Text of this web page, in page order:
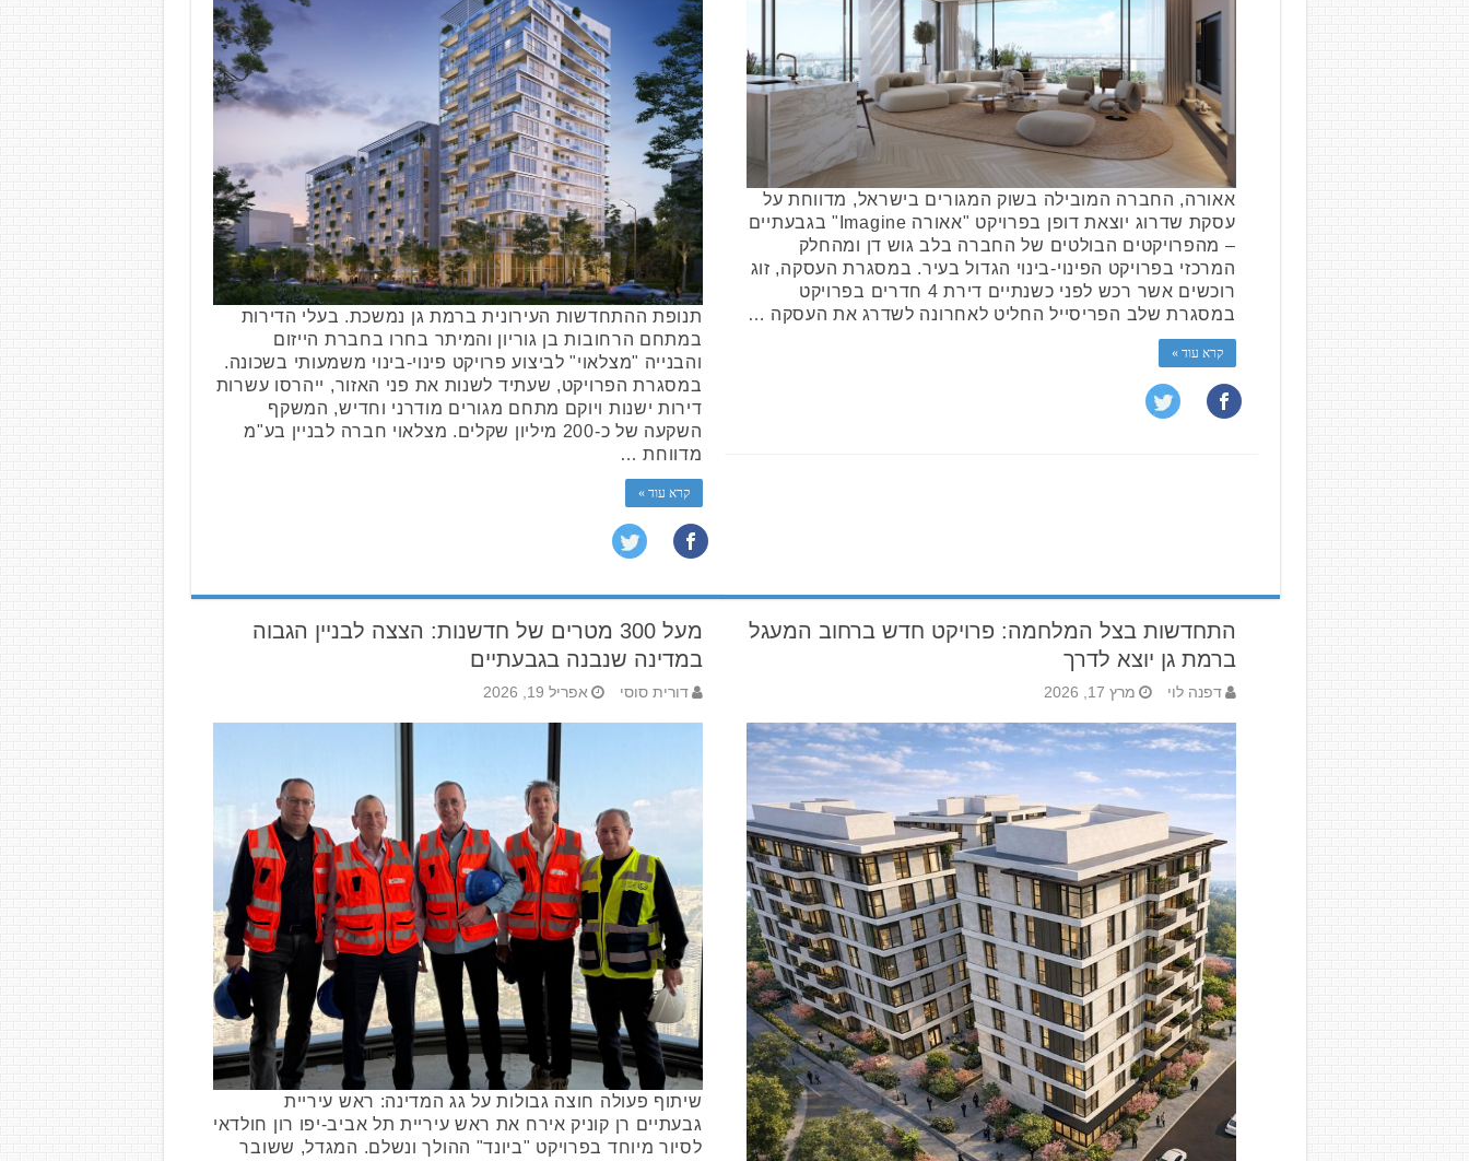
תנופת ההתחדשות העירונית ברמת גן נמשכת. בעלי הדירות
במתחם הרחובות בן גוריון והמיתר בחרו בחברת הייזום
והבנייה "מצלאוי" לביצוע פרויקט פינוי-בינוי משמעותי בשכונה.
במסגרת הפרויקט, שעתיד לשנות את פני האזור, ייהרסו עשרות
דירות ישנות ויוקם מתחם מגורים מודרני וחדיש, המשקף
השקעה של כ-200 מיליון שקלים. מצלאוי חברה לבניין בע"מ
מדווחת …
קרא עוד »
אאורה, החברה המובילה בשוק המגורים בישראל, מדווחת על
עסקת שדרוג יוצאת דופן בפרויקט "אאורה Imagine" בגבעתיים
– מהפרויקטים הבולטים של החברה בלב גוש דן ומהחלק
המרכזי בפרויקט הפינוי-בינוי הגדול בעיר. במסגרת העסקה, זוג
רוכשים אשר רכש לפני כשנתיים דירת 4 חדרים בפרויקט
במסגרת שלב הפריסייל החליט לאחרונה לשדרג את העסקה …
קרא עוד »
מעל 300 מטרים של חדשנות: הצצה לבניין הגבוה
במדינה שנבנה בגבעתיים
דורית סוסי אפריל 19, 2026
שיתוף פעולה חוצה גבולות על גג המדינה: ראש עיריית
גבעתיים רן קוניק אירח את ראש עיריית תל אביב-יפו רון חולדאי
לסיור מיוחד בפרויקט "ביונד" ההולך ונשלם. המגדל, ששובר
התחדשות בצל המלחמה: פרויקט חדש ברחוב המעגל
ברמת גן יוצא לדרך
דפנה לוי מרץ 17, 2026